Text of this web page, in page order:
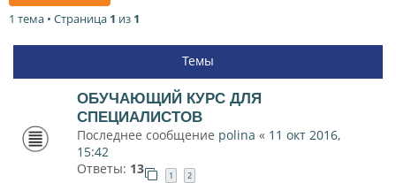
1 тема • Страница 1 из 1
Темы
ОБУЧАЮЩИЙ КУРС ДЛЯ
СПЕЦИАЛИСТОВ
Последнее сообщение polina « 11 окт 2016,
15:42
Ответы: 13 1 2